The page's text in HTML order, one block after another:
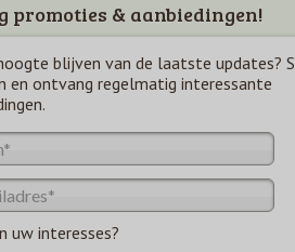
promoties & aanbiedingen!
blijven van de laatste updates?
en ontvang regelmatig interessante
uw interesses?